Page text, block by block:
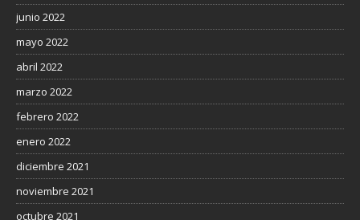
junio 2022
mayo 2022
abril 2022
marzo 2022
febrero 2022
enero 2022
diciembre 2021
noviembre 2021
octubre 2021